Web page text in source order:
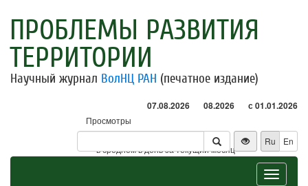
ПРОБЛЕМЫ РАЗВИТИЯ
ТЕРРИТОРИИ
Научный журнал ВолНЦ РАН (печатное издание)
07.08.2026 08.2026 с 01.01.2026
Просмотры
Посетители
* - в среднем в день за текущий месяц
Ru En
Toggle